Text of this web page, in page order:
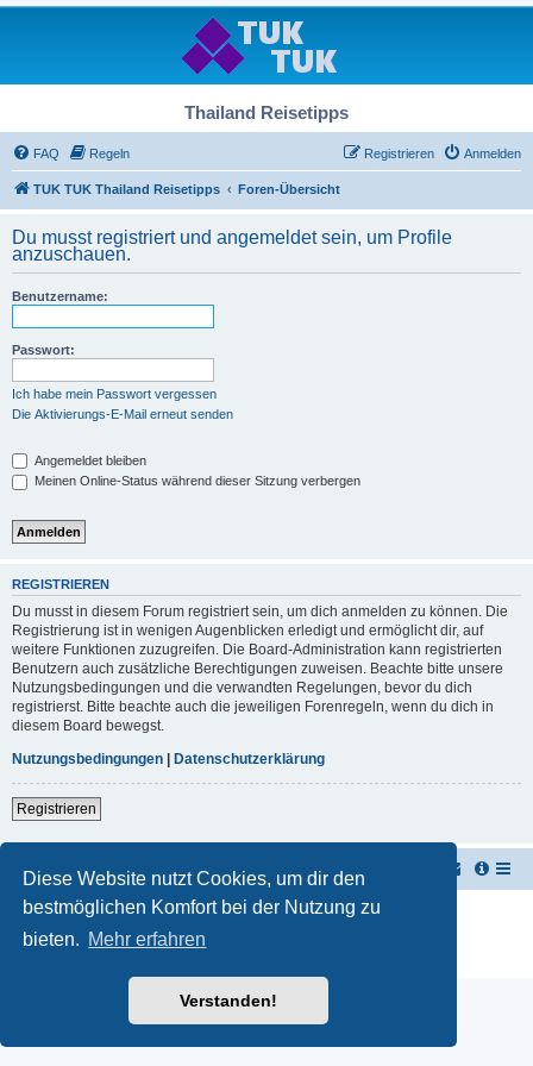
Diese Website nutzt Cookies, um dir den
bestmöglichen Komfort bei der Nutzung zu
bieten. Mehr erfahren
Verstanden!
Thailand Reisetipps
FAQ Regeln Anmelden
Registrieren
TUK TUK Thailand Reisetipps Foren-Übersicht
Du musst registriert und angemeldet sein, um Profile
anzuschauen.
Benutzername:
Passwort:
Ich habe mein Passwort vergessen
Die Aktivierungs-E-Mail erneut senden
Angemeldet bleiben
Meinen Online-Status während dieser Sitzung verbergen
REGISTRIEREN
Du musst in diesem Forum registriert sein, um dich anmelden zu können. Die
Registrierung ist in wenigen Augenblicken erledigt und ermöglicht dir, auf
weitere Funktionen zuzugreifen. Die Board-Administration kann registrierten
Benutzern auch zusätzliche Berechtigungen zuweisen. Beachte bitte unsere
Nutzungsbedingungen und die verwandten Regelungen, bevor du dich
registrierst. Bitte beachte auch die jeweiligen Forenregeln, wenn du dich in
diesem Board bewegst.
Nutzungsbedingungen
Datenschutzerklärung
Registrieren
TUK TUK Thailand Reisetipps Foren-Übersicht
Powered byphpBB ® Forum Software © phpBB Limited
Deutsche Übersetzung durch